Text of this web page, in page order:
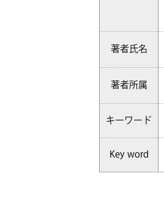
著者氏名
著者所属
キーワード
Key word